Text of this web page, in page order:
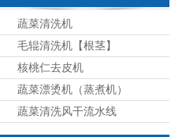
蔬菜清洗机
毛辊清洗机【根茎】
核桃仁去皮机
蔬菜漂烫机（蒸煮机）
蔬菜清洗风干流水线